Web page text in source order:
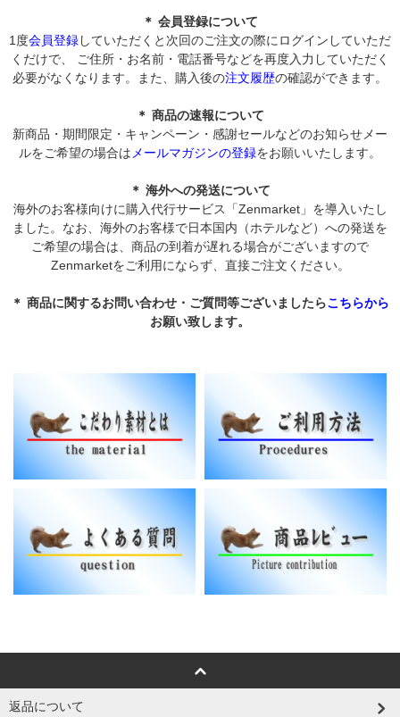
＊ 会員登録について
1度会員登録していただくと次回のご注文の際にログインしていただ
くだけで、 ご住所・お名前・電話番号などを再度入力していただく
必要がなくなります。また、購入後の注文履歴の確認ができます。
＊ 商品の速報について
新商品・期間限定・キャンペーン・感謝セールなどのお知らせメー
ルをご希望の場合はメールマガジンの登録をお願いいたします。
＊ 海外への発送について
海外のお客様向けに購入代行サービス「Zenmarket」を導入いたし
ました。なお、海外のお客様で日本国内（ホテルなど）への発送を
ご希望の場合は、商品の到着が遅れる場合がございますので
Zenmarketをご利用にならず、直接ご注文ください。
＊ 商品に関するお問い合わせ・ご質問等ございましたらこちらから
お願い致します。
返品について